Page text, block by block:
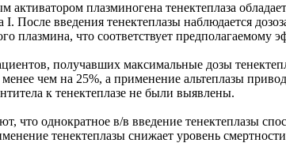
активатором плазминогена тенектеплаза
I. После введения тенектеплазы наблюдается
плазмина, что соответствует предполагаемому
получавших максимальные дозы
чем на 25%, а применение альтеплазы
к тенектеплазе не были выявлены.
что однократное в/в введение тенектеплазы
тенектеплазы снижает уровень